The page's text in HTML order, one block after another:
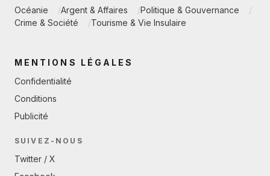
Océanie Argent & Affaires
Politique & Gouvernance
Crime & Société
Tourisme & Vie Insulaire
MENTIONS LÉGALES
Confidentialité
Conditions
Publicité
SUIVEZ-NOUS
Twitter / X